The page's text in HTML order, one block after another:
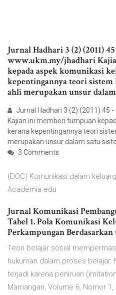
Jurnal Hadhari 3 (2) (2011)
www.ukm.my/jhadhari
kepada aspek komunikasi
kepentingannya teori sistem
ahli merupakan unsur
Jurnal Hadhari 3 (2) (2011) 45
Kajian ini memberi tumpuan
kerana kepentingannya teori
merupakan unsur dalam satu
3 Comments
(DOC) Komunikasi dalam
Academia.edu
Jurnal Komunikasi
Tabel 1. Pola Komunikasi
Perkampungan Berdasarkan
Teori belajar sosial
hukuman dalam proses belajar.
terjadi karena peniruan
Mamangan, Volume 6, Nomor 1,